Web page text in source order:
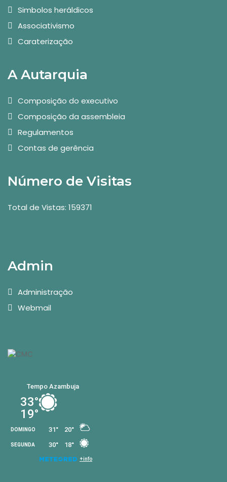
Simbolos heráldicos
Associativismo
Caraterização
A Autarquia
Composição do executivo
Composição da assembleia
Regulamentos
Contas de gerência
Número de Visitas
Total de Vistas: 159371
Admin
Administração
Webmail